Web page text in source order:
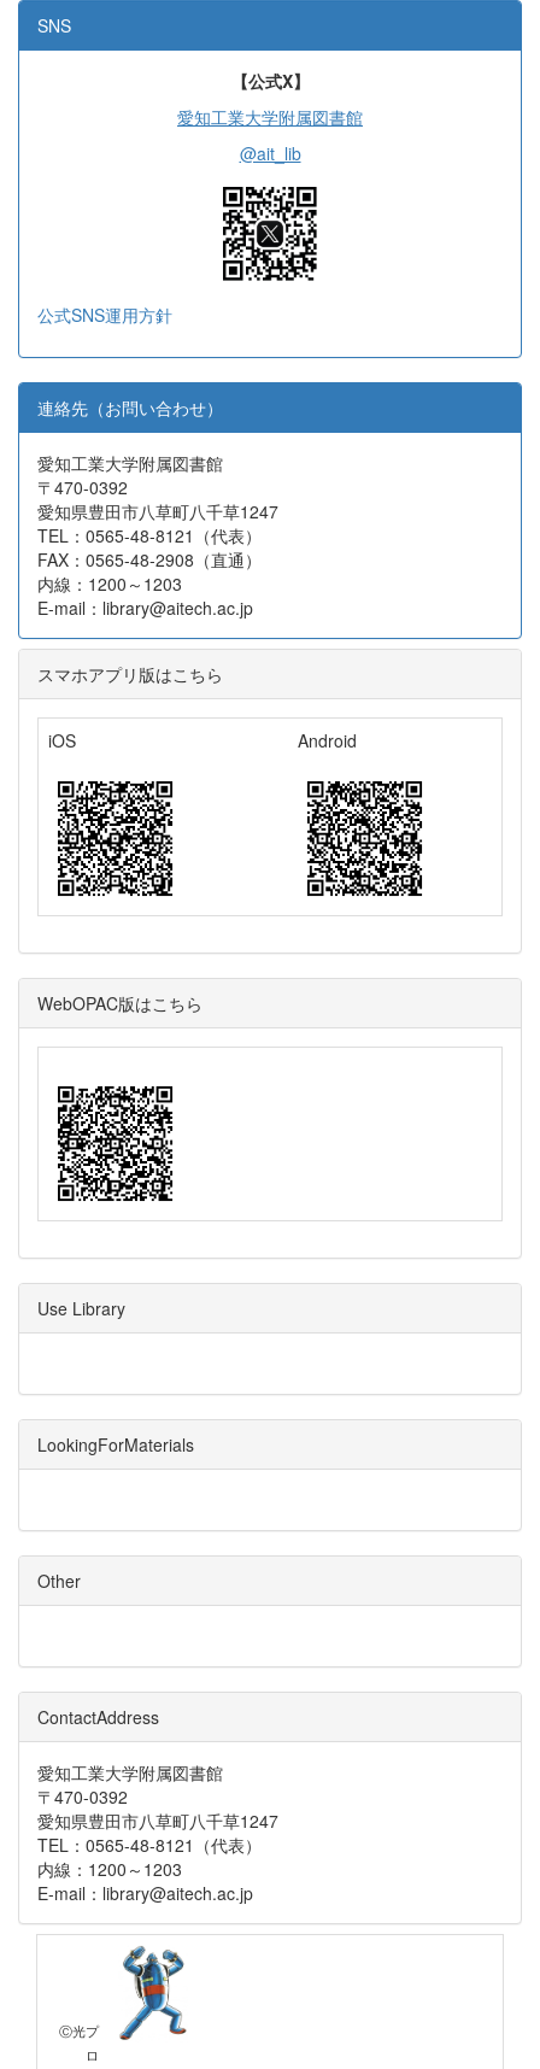
SNS
【公式X】
愛知工業大学附属図書館
@ait_lib
公式SNS運用方針
連絡先（お問い合わせ）
愛知工業大学附属図書館
〒470-0392
愛知県豊田市八草町八千草1247
TEL：0565-48-8121（代表）
FAX：0565-48-2908（直通）
内線：1200～1203
E-mail：library@aitech.ac.jp
スマホアプリ版はこちら
iOS Android
WebOPAC版はこちら
Use Library
LookingForMaterials
Other
ContactAddress
愛知工業大学附属図書館
〒470-0392
愛知県豊田市八草町八千草1247
TEL：0565-48-8121（代表）
内線：1200～1203
E-mail：library@aitech.ac.jp
Ⓒ光プ
ロ